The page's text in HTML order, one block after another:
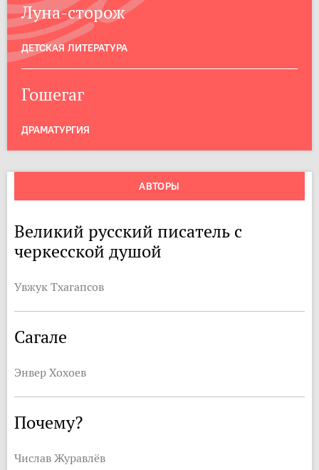
Луна-сторож
ДЕТСКАЯ ЛИТЕРАТУРА
Гошегаг
ДРАМАТУРГИЯ
АВТОРЫ
Великий русский писатель с
черкесской душой
Увжук Тхагапсов
Сагале
Энвер Хохоев
Почему?
Числав Журавлёв